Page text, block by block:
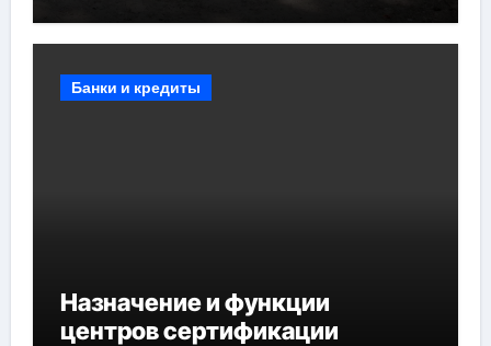
мероприятий и обустройства
Банки и кредиты
Назначение и функции
центров сертификации